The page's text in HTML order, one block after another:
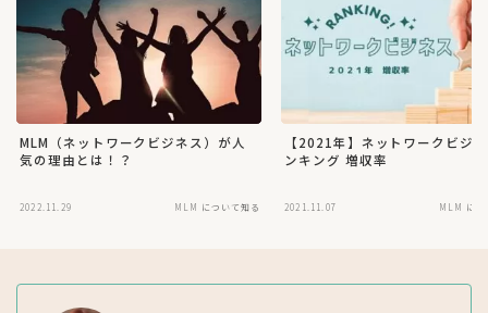
MLM（ネットワークビジネス）が人
気の理由とは！？
2022.11.29 MLM について知る
【2021年】ネットワークビジ
ンキング 増収率
2021.11.07 MLM につ